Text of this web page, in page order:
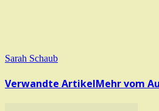
Sarah Schaub
Verwandte ArtikelMehr vom